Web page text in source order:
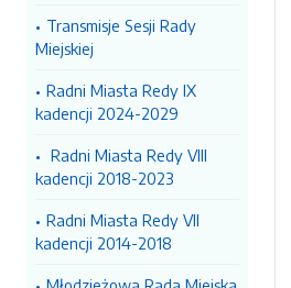
Transmisje Sesji Rady
Miejskiej
Radni Miasta Redy IX
kadencji 2024-2029
Radni Miasta Redy VIII
kadencji 2018-2023
Radni Miasta Redy VII
kadencji 2014-2018